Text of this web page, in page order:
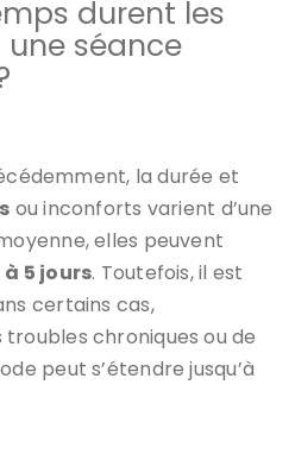
durent les
séance
la durée et
ou inconforts varient d’une
elles peuvent
à 5 jours. Toutefois, il est
certains cas,
chroniques ou de
peut s’étendre jusqu’à